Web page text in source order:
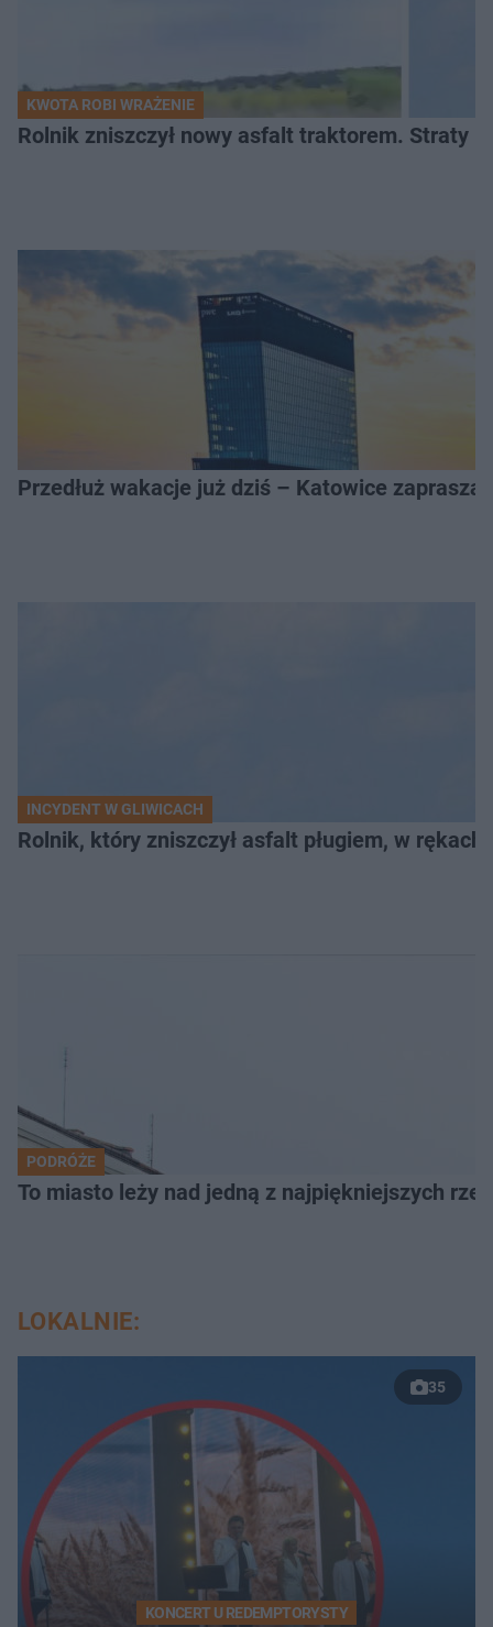
KWOTA ROBI WRAŻENIE
Rolnik zniszczył nowy asfalt traktorem. Straty
Przedłuż wakacje już dziś – Katowice
INCYDENT W GLIWICACH
Rolnik, który zniszczył asfalt pługiem, w
PODRÓŻE
To miasto leży nad jedną z najpiękniejszych
LOKALNIE:
35
KONCERT U REDEMPTORYSTY